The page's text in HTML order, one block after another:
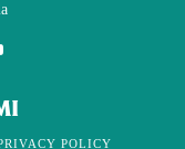
POLICY